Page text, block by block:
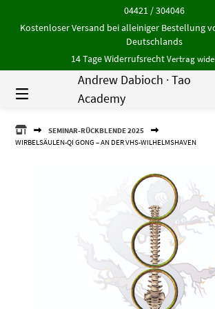
Inhalt
04421 / 304046
Kostenloser Versand bei alleiniger Bestellung
Deutschlands
14 Tage WiderrufsrechtVertrag
Andrew Dabioch · Tao
Academy
ANDREW
DABIOCH
SEMINAR-RÜCKBLENDE 2025
WIRBELSÄULEN-QI GONG – AN DER VHS-WILHELMSHAVEN